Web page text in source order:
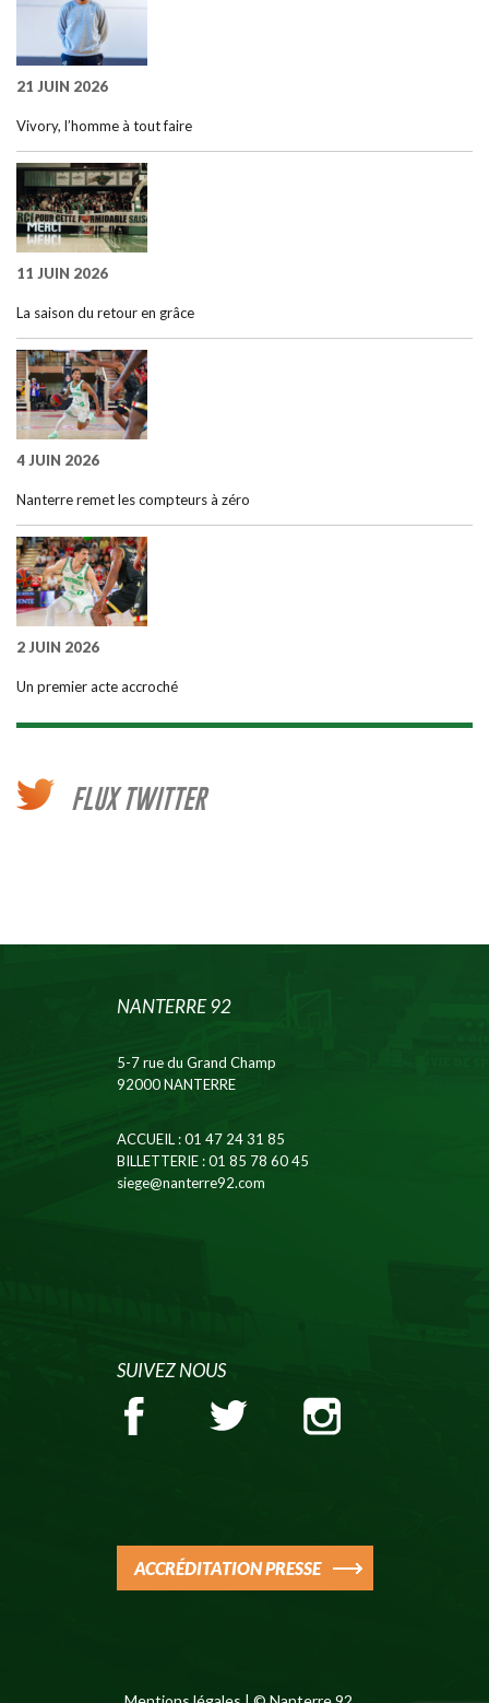
21 JUIN 2026
Vivory, l’homme à tout faire
11 JUIN 2026
La saison du retour en grâce
4 JUIN 2026
Nanterre remet les compteurs à zéro
2 JUIN 2026
Un premier acte accroché
FLUX TWITTER
NANTERRE 92
5-7 rue du Grand Champ
92000 NANTERRE
ACCUEIL: 01 47 24 31 85
BILLETTERIE: 01 85 78 60 45
siege@nanterre92.com
SUIVEZ NOUS
ACCRÉDITATION PRESSE